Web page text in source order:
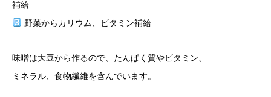
補給
野菜からカリウム、ビタミン補給
味噌は大豆から作るので、たんぱく質やビタミン、
ミネラル、食物繊維を含んでいます。